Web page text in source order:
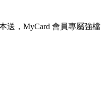
送，MyCard 會員專屬強檔